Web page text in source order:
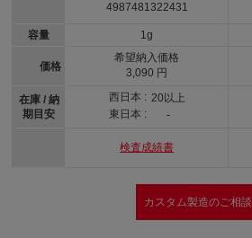
容量
価格
在庫 / 納
期目安
4987481322431
1g
希望納入価格
3,090 円
西日本 : 20以上
東日本 :
-
検査成績書
カスタム製造のご相談